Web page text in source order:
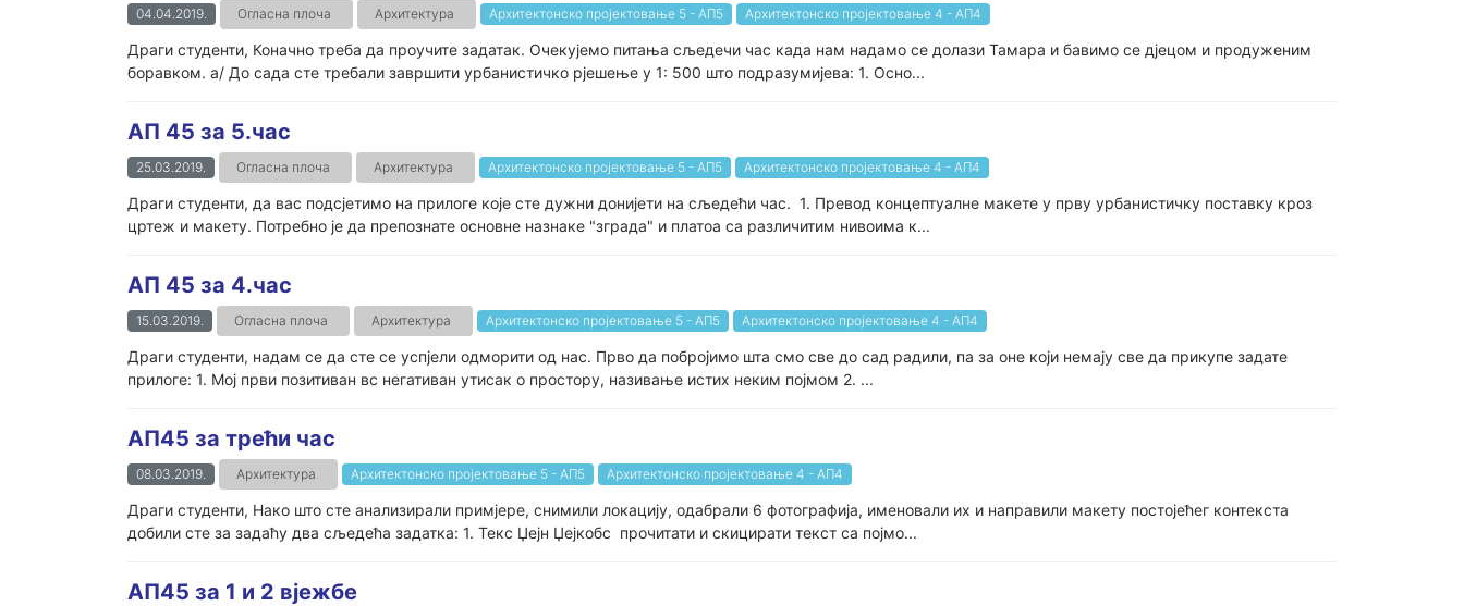
04.04.2019. Огласна плоча Архитектура Архитектонско пројектовање 5 - АП5 Архитектонско пројектовање 4 - АП4
Драги студенти, Коначно треба да проучите задатак. Очекујемо питања сљедечи час када нам надамо се долази Тамара и бавимо се дјецом и продуженим
боравком. а/ До сада сте требали завршити урбанистичко рјешење у 1: 500 што подразумијева: 1. Осно...
АП 45 за 5.час
25.03.2019. Огласна плоча Архитектура Архитектонско пројектовање 5 - АП5 Архитектонско пројектовање 4 - АП4
Драги студенти, да вас подсјетимо на прилоге које сте дужни донијети на сљедећи час. 1. Превод концептуалне макете у прву урбанистичку поставку кроз
цртеж и макету. Потребно је да препознате основне назнаке "зграда" и платоа са различитим нивоима к...
АП 45 за 4.час
15.03.2019. Огласна плоча Архитектура Архитектонско пројектовање 5 - АП5 Архитектонско пројектовање 4 - АП4
Драги студенти, надам се да сте се успјели одморити од нас. Прво да побројимо шта смо све до сад радили, па за оне који немају све да прикупе задате
прилоге: 1. Мој први позитиван вс негативан утисак о простору, називање истих неким појмом 2. ...
АП45 за трећи час
08.03.2019. Архитектура Архитектонско пројектовање 5 - АП5 Архитектонско пројектовање 4 - АП4
Драги студенти, Нако што сте анализирали примјере, снимили локацију, одабрали 6 фотографија, именовали их и направили макету постојећег контекста
добили сте за задаћу два сљедећа задатка: 1. Текс Џејн Џејкобс прочитати и скицирати текст са појмо...
АП45 за 1 и 2 вјежбе